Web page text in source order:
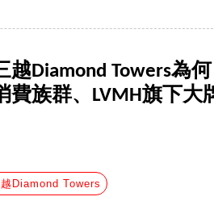
Diamond Towers為何
族群、LVMH旗下大
Diamond Towers